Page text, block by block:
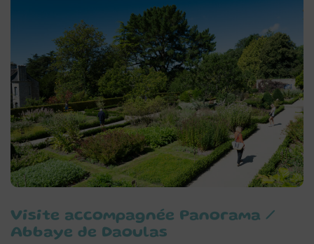
Visite accompagnée Panorama /
Abbaye de Daoulas